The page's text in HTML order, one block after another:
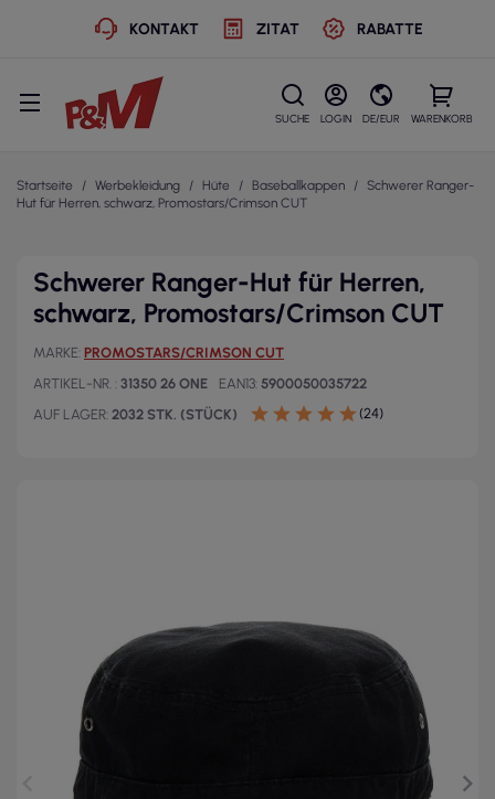
KONTAKT ZITAT RABATTE
SUCHE LOGIN DE/EUR WARENKORB
Startseite Werbekleidung Hüte Baseballkappen
Schwerer Ranger-
Hut für Herren, schwarz, Promostars/Crimson CUT
Schwerer Ranger-Hut für Herren,
schwarz, Promostars/Crimson CUT
MARKE PROMOSTARS/CRIMSON CUT
ARTIKEL-NR. 31350 26 ONE EAN13 5900050035722
AUF LAGER 2032 STK. (STÜCK) (24)